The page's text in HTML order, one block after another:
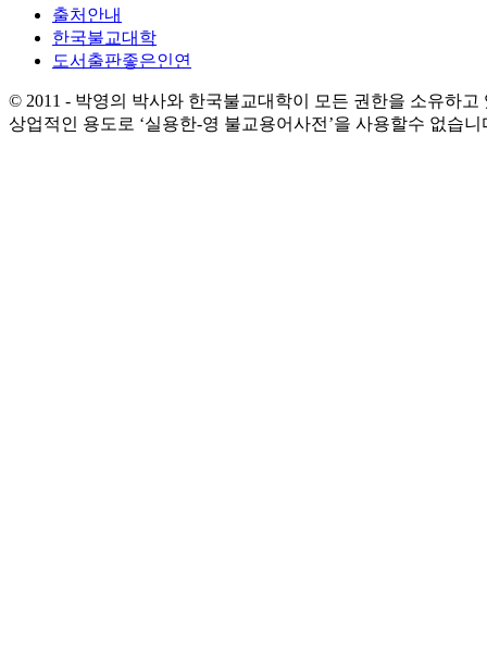
출처안내
한국불교대학
도서출판좋은인연
© 2011 - 박영의 박사와 한국불교대학이 모든 권한을 소유하고
상업적인 용도로 ‘실용한-영 불교용어사전’을 사용할수 없습니